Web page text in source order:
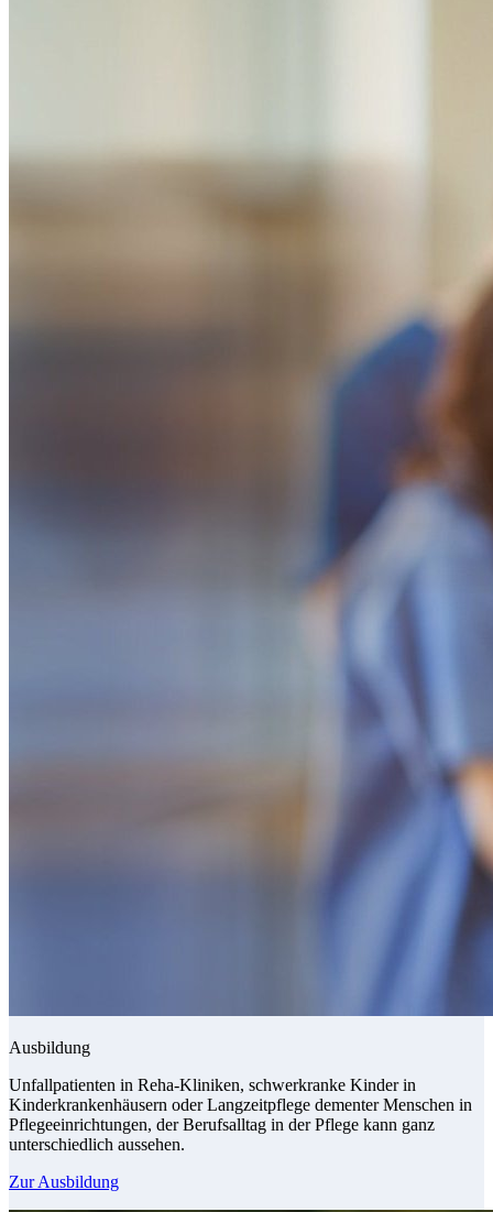
Ausbildung
Unfallpatienten in Reha-Kliniken, schwerkranke Kinder in
Kinderkrankenhäusern oder Langzeitpflege dementer Menschen in
Pflegeeinrichtungen, der Berufsalltag in der Pflege kann ganz
unterschiedlich aussehen.
Zur Ausbildung